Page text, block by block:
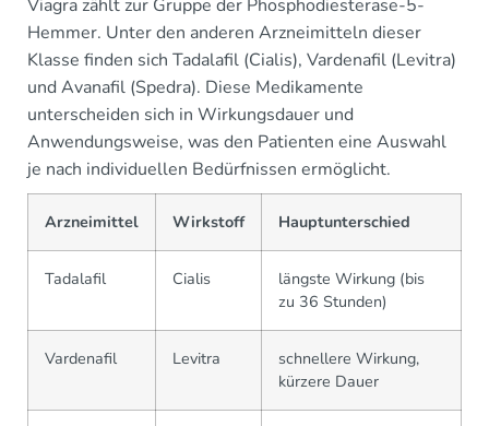
Viagra zählt zur Gruppe der Phosphodiesterase-5-
Hemmer. Unter den anderen Arzneimitteln dieser
Klasse finden sich Tadalafil (Cialis), Vardenafil (Levitra)
und Avanafil (Spedra). Diese Medikamente
unterscheiden sich in Wirkungsdauer und
Anwendungsweise, was den Patienten eine Auswahl
je nach individuellen Bedürfnissen ermöglicht.
Arzneimittel Wirkstoff Hauptunterschied
Tadalafil Cialis
längste Wirkung (bis
zu 36 Stunden)
Vardenafil Levitra
schnellere Wirkung,
kürzere Dauer